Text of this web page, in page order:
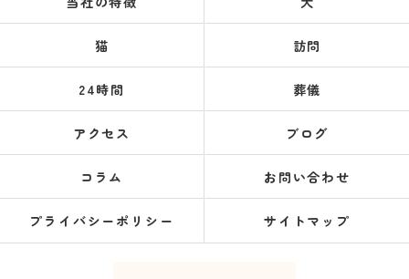
猫 訪問
24時間 葬儀
アクセス ブログ
コラム お問い合わせ
プライバシーポリシー サイトマップ